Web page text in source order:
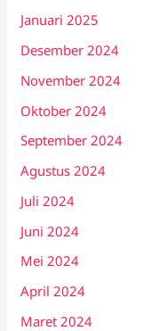
Januari 2025
Desember 2024
November 2024
Oktober 2024
September 2024
Agustus 2024
Juli 2024
Juni 2024
Mei 2024
April 2024
Maret 2024